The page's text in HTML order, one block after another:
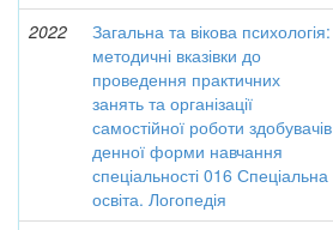
2022
Загальна та вікова психологія:
методичні вказівки до
проведення практичних
занять та організації
самостійної роботи здобувачів
денної форми навчання
спеціальності 016 Спеціальна
освіта. Логопедія